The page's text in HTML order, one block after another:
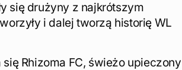
się drużyny z najkrótszym
i dalej tworzą historię WL
Rhizoma FC, świeżo upieczony